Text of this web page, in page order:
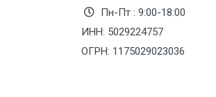
Манипулятор до
Пн-Пт : 9:00-18:00
ИНН: 5029224757
ОГРН: 1175029023036